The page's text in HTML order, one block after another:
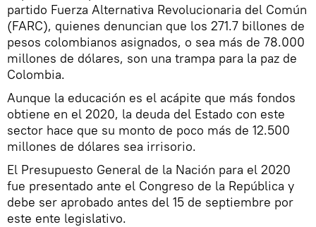
partido Fuerza Alternativa Revolucionaria del Común
(FARC), quienes denuncian que los 271.7 billones de
pesos colombianos asignados, o sea más de 78.000
millones de dólares, son una trampa para la paz de
Colombia.
Aunque la educación es el acápite que más fondos
obtiene en el 2020, la deuda del Estado con este
sector hace que su monto de poco más de 12.500
millones de dólares sea irrisorio.
El Presupuesto General de la Nación para el 2020
fue presentado ante el Congreso de la República y
debe ser aprobado antes del 15 de septiembre por
este ente legislativo.